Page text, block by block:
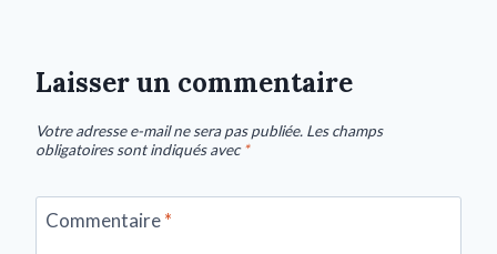
Laisser un commentaire
Votre adresse e-mail ne sera pas publiée. Les champs
obligatoires sont indiqués avec*
Commentaire*